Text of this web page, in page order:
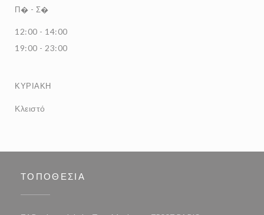
Π� - Σ�
12:00 - 14:00
19:00 - 23:00
ΚΥΡΙΑΚΉ
Κλειστό
ΤΟΠΟΘΕΣΊΑ